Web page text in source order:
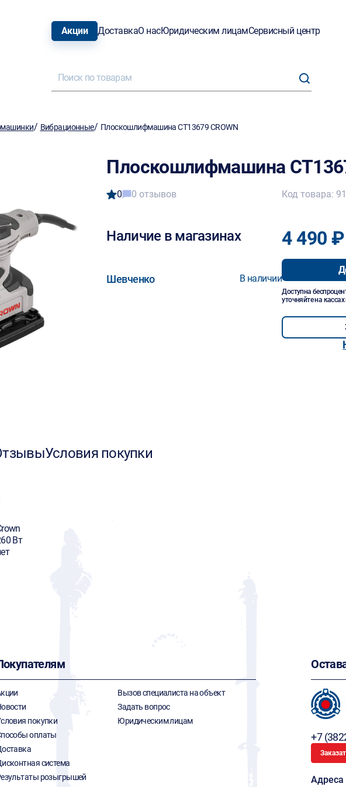
Акции ДоставкаО насЮридическим лицамСервисный центр
/ Вибрационные/ Плоскошлифмашина CT13679 CROWN
Плоскошлифмашина
0 0 отзывов
Наличие в магазинах
Шевченко В наличии
Код товара:
4 490 ₽
Доступна
уточняйте на
Условия покупки
Вт
покупки
оплаты
система
розыгрышей
Вызов специалиста на объект
Задать вопрос
Юридическим лицам
+7
Адреса